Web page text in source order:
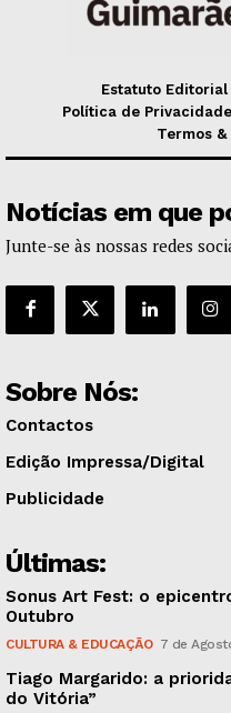
Estatuto Editorial
Política de Privacidade
Termos
Notícias em que
Junte-se às nossas redes
Sobre Nós:
Contactos
Edição Impressa/Digital
Publicidade
Últimas:
Sonus Art Fest: o
Outubro
CULTURA & EDUCAÇÃO 7 de
Tiago Margarido: a
do Vitória”